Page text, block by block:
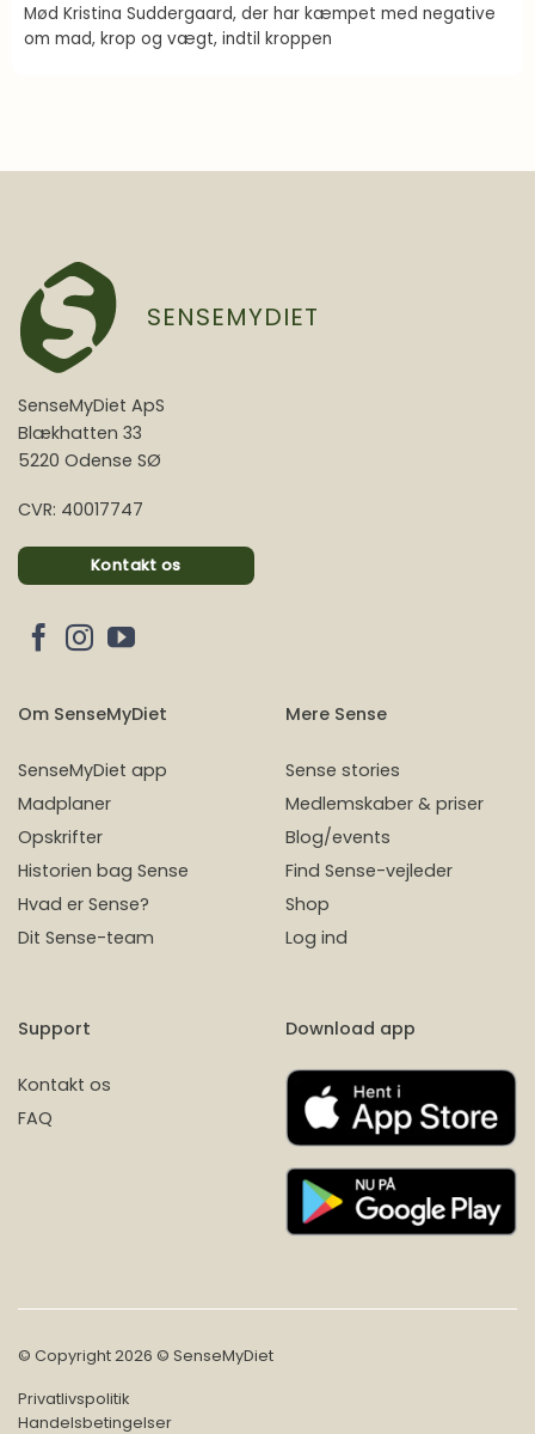
Mød Kristina Suddergaard, der har kæmpet med negative
om mad, krop og vægt, indtil kroppen
SENSEMYDIET
SenseMyDiet ApS
Blækhatten 33
5220 Odense SØ
CVR: 40017747
Kontakt os
Om SenseMyDiet
SenseMyDiet app
Madplaner
Opskrifter
Historien bag Sense
Hvad er Sense?
Dit Sense-team
Mere Sense
Sense stories
Medlemskaber & priser
Blog/events
Find Sense-vejleder
Shop
Log ind
Support
Kontakt os
FAQ
Download app
© Copyright 2026 © SenseMyDiet
Privatlivspolitik
Handelsbetingelser